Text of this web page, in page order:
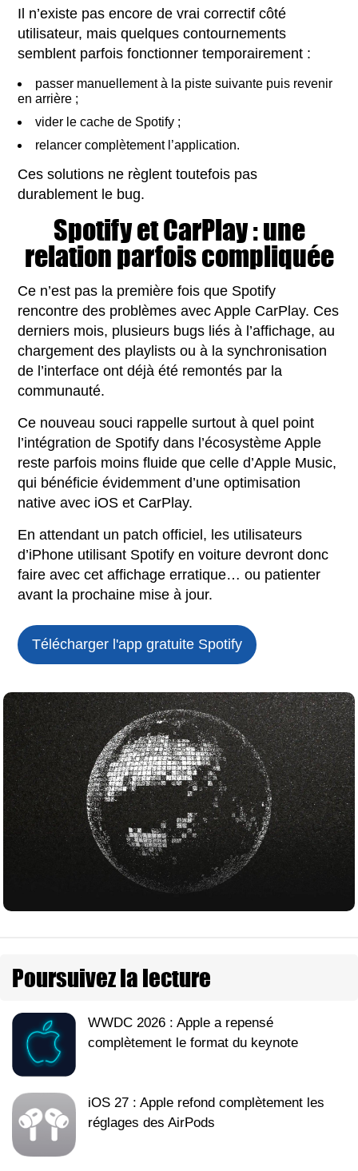
Il n’existe pas encore de vrai correctif côté
utilisateur, mais quelques contournements
semblent parfois fonctionner temporairement :
passer manuellement à la piste suivante puis revenir
en arrière ;
vider le cache de Spotify ;
relancer complètement l’application.
Ces solutions ne règlent toutefois pas
durablement le bug.
Spotify et CarPlay : une
relation parfois compliquée
Ce n’est pas la première fois que Spotify
rencontre des problèmes avec Apple CarPlay. Ces
derniers mois, plusieurs bugs liés à l’affichage, au
chargement des playlists ou à la synchronisation
de l’interface ont déjà été remontés par la
communauté.
Ce nouveau souci rappelle surtout à quel point
l’intégration de Spotify dans l’écosystème Apple
reste parfois moins fluide que celle d’Apple Music,
qui bénéficie évidemment d’une optimisation
native avec iOS et CarPlay.
En attendant un patch officiel, les utilisateurs
d’iPhone utilisant Spotify en voiture devront donc
faire avec cet affichage erratique… ou patienter
avant la prochaine mise à jour.
Télécharger l'app gratuite Spotify
Poursuivez la lecture
WWDC 2026 : Apple a repensé
complètement le format du keynote
iOS 27 : Apple refond complètement les
réglages des AirPods